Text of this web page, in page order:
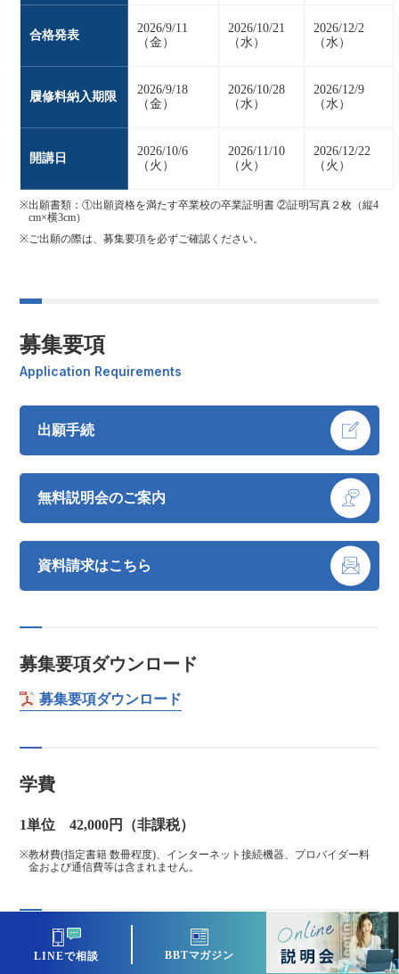
LINEで相談 BBTマガジン
合格発表
2026/9/11
（金）
2026/10/21
（水）
2026/12/2
（水）
履修料納入期限
2026/9/18
（金）
2026/10/28
（水）
2026/12/9
（水）
開講日
2026/10/6
（火）
2026/11/10
（火）
2026/12/22
（火）
出願書類：①出願資格を満たす卒業校の卒業証明書 ②証明写真２枚（縦4
cm×横3cm）
ご出願の際は、募集要項を必ずご確認ください。
募集要項
Application Requirements
出願手続
無料説明会のご案内
資料請求はこちら
募集要項ダウンロード
募集要項ダウンロード
学費
1単位 42,000円（非課税）
教材費(指定書籍 数冊程度)、インターネット接続機器、プロバイダー料
金および通信費等は含まれません。
受講までの流れ